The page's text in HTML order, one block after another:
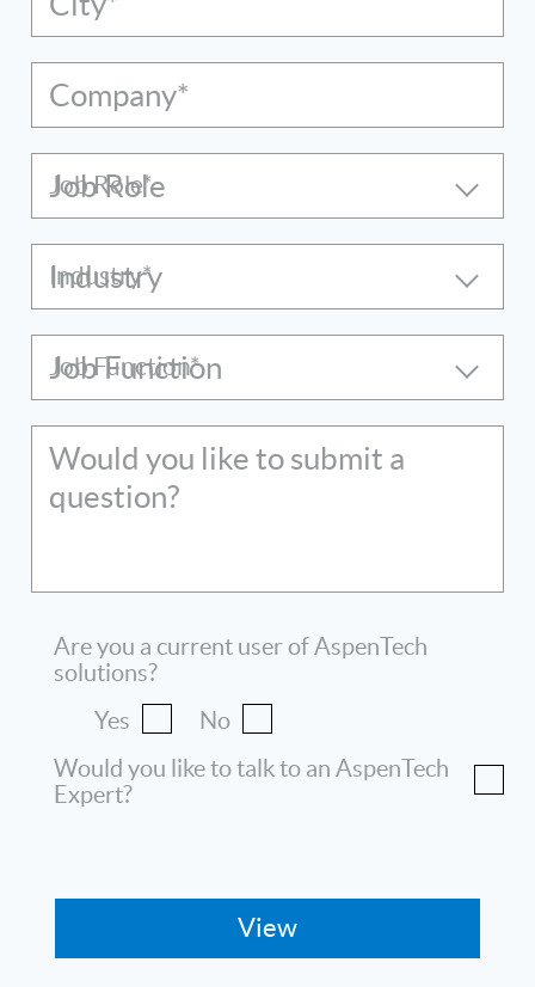
Company*
Job Role
Industry
Job Function
Would you like to submit a
question?
Are you a current user of AspenTech
solutions?
Yes
No
Would you like to talk to an AspenTech
Expert?